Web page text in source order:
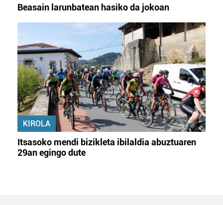
Beasain larunbatean hasiko da jokoan
KIROLA
Itsasoko mendi bizikleta ibilaldia abuztuaren
29an egingo dute